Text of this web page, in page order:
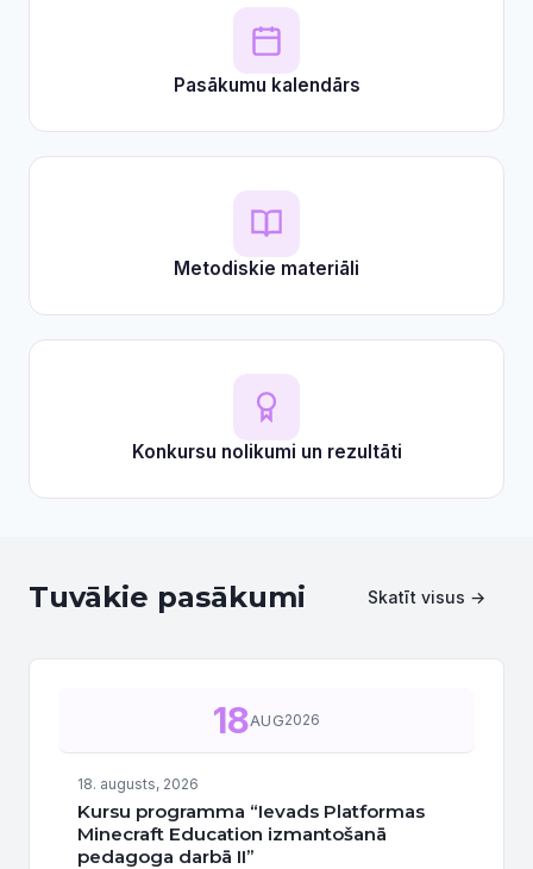
Pasākumu kalendārs
Metodiskie materiāli
Konkursu nolikumi un rezultāti
Tuvākie pasākumi Skatīt visus →
18AUG2026
18. augusts, 2026
Kursu programma “Ievads Platformas
Minecraft Education izmantošanā
pedagoga darbā II”